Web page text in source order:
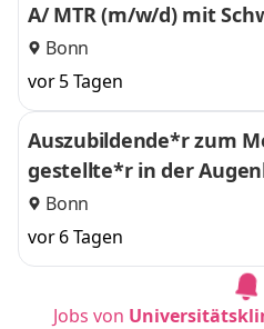
A/ MTR (m/w/d) mit
nelle Radiologie
Bonn
vor 5 Tagen
Auszubildende*r zum
gestellte*r in der
Bonn
vor 6 Tagen
Jobs von